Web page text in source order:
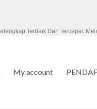
Terbaik Dan Tercepat.
My account